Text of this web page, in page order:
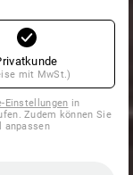
mit MwSt.)
Einstellungen in
Zudem können Sie
anpassen